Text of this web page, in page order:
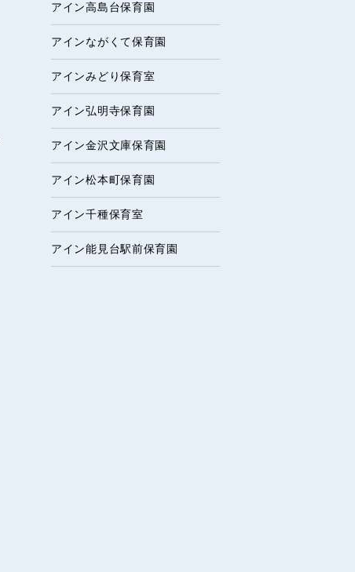
アイン高島台保育園
アインながくて保育園
アインみどり保育室
アイン弘明寺保育園
アイン金沢文庫保育園
アイン松本町保育園
アイン千種保育室
アイン能見台駅前保育園